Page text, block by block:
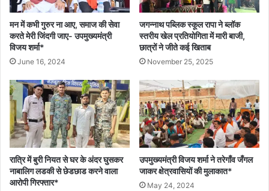
मन में कभी गुरुर ना आए, समाज की सेवा
करते मेरी जिंदगी जाए- उपमुख्यमंत्री
विजय शर्मा*
June 16, 2024
जगन्नाथ पब्लिक स्कूल रापा ने ब्लॉक
स्तरीय खेल प्रतियोगिता में मारी बाजी,
छात्रों ने जीते कई खिताब
November 25, 2025
रात्रि में बुरी नियत से घर के अंदर घुसकर
नाबालिग लडकी से छेडछाड करने वाला
आरोपी गिरफ्तार*
उपमुख्यमंत्री विजय शर्मा ने तरेगाँव जँगल
जाकर क्षेत्रवासियों की मुलाकात*
May 24, 2024